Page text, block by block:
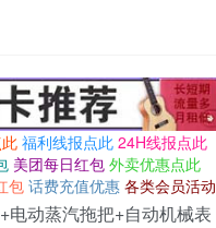
福利线报点此 24H线报点此
美团每日红包 外卖优惠点此
包 话费充值优惠 各类会员活动
电动蒸汽拖把+自动机械表